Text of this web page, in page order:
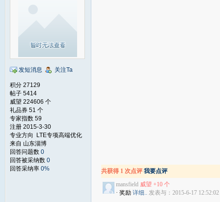
发短消息 关注Ta
积分 27129
帖子 5414
威望 224606 个
礼品券 51 个
专家指数 59
注册 2015-3-30
专业方向 LTE专项高端优化
来自 山东淄博
回答问题数 0
回答被采纳数 0
回答采纳率 0% 共获得 1 次点评 我要点评
mansfield 威望 +10 个
· 奖励 详细.. 发表与：2015-6-17 12:52:02